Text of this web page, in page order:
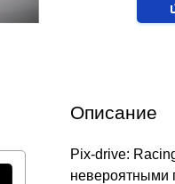
Описание
Pix-drive:
невероятными